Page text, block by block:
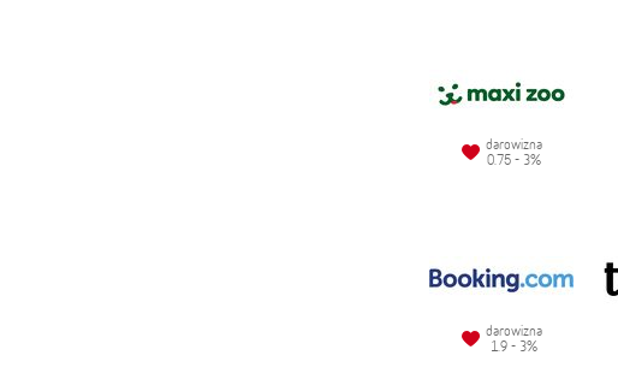
darowizna
0.75 - 3%
darowizna
1.9 - 3%